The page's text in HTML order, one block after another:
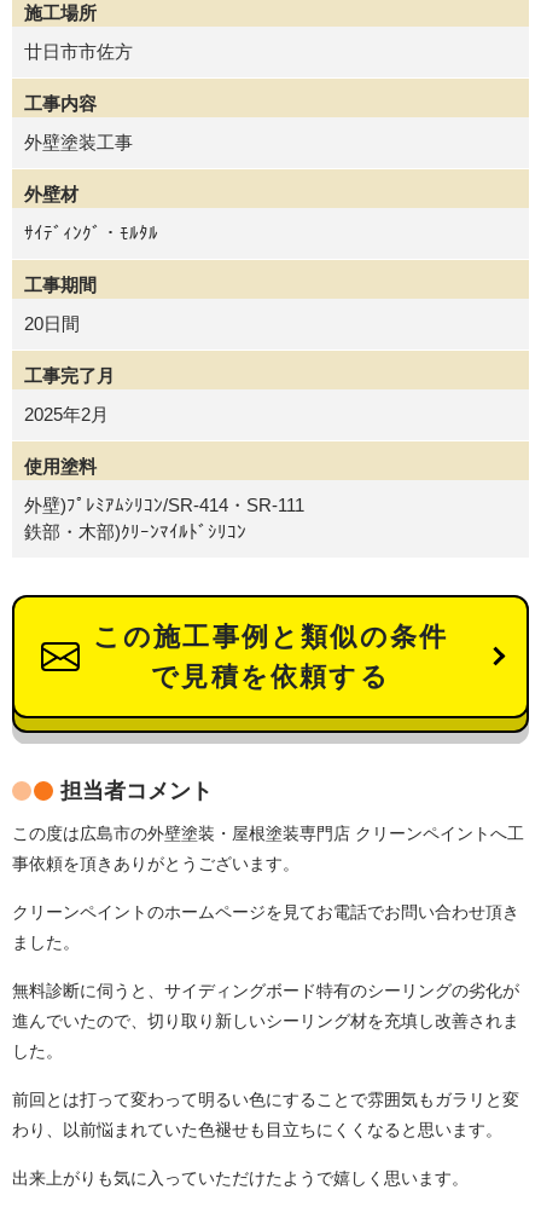
施工場所
廿日市市佐方
工事内容
外壁塗装工事
外壁材
ｻｲﾃﾞｨﾝｸﾞ・ﾓﾙﾀﾙ
工事期間
20日間
工事完了月
2025年2月
使用塗料
外壁)ﾌﾟﾚﾐｱﾑｼﾘｺﾝ/SR-414・SR-111
鉄部・木部)ｸﾘｰﾝﾏｲﾙﾄﾞｼﾘｺﾝ
この施工事例と類似の条件
で見積を依頼する
担当者コメント
この度は広島市の外壁塗装・屋根塗装専門店 クリーンペイントへ工
事依頼を頂きありがとうございます。
クリーンペイントのホームページを見てお電話でお問い合わせ頂き
ました。
無料診断に伺うと、サイディングボード特有のシーリングの劣化が
進んでいたので、 切り取り新しいシーリング材を充填し改善されま
した。
前回とは打って変わって明るい色にすることで雰囲気もガラリと変
わり、以前悩まれていた色褪せも 目立ちにくくなると思います。
出来上がりも気に入っていただけたようで嬉しく思います。